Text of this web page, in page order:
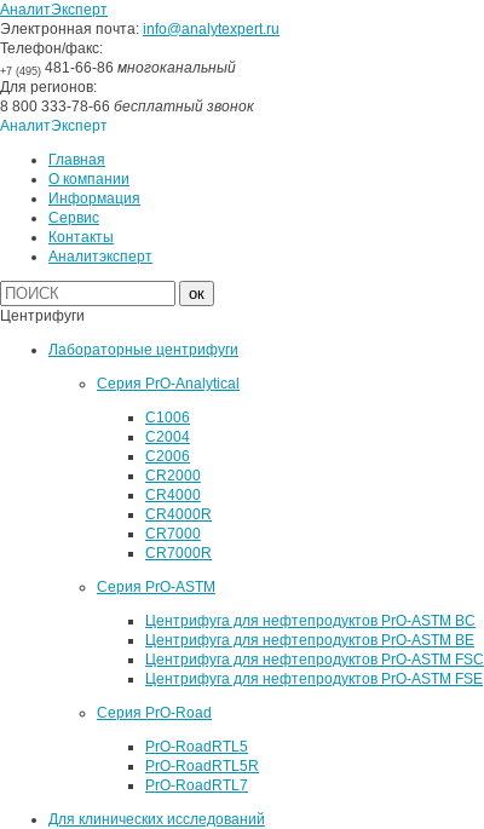
АналитЭксперт
Электронная почта: info@analytexpert.ru
Телефон/факс:
+7 (495) 481-66-86 многоканальный
Для регионов:
8 800 333-78-66 бесплатный звонок
АналитЭксперт
Главная
О компании
Информация
Сервис
Контакты
Аналитэксперт
Центрифуги
Лабораторные центрифуги
Серия PrO-Analytical
C1006
C2004
C2006
CR2000
CR4000
CR4000R
CR7000
CR7000R
Серия PrO-ASTM
Центрифуга для нефтепродуктов PrO-ASTM BC
Центрифуга для нефтепродуктов PrO-ASTM BE
Центрифуга для нефтепродуктов PrO-ASTM FSC
Центрифуга для нефтепродуктов PrO-ASTM FSE
Серия PrO-Road
PrO-RoadRTL5
PrO-RoadRTL5R
PrO-RoadRTL7
Для клинических исследований